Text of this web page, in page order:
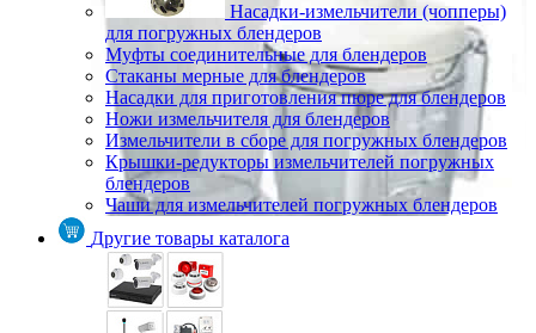
Насадки-измельчители (чопперы)
для погружных блендеров
Муфты соединительные для блендеров
Стаканы мерные для блендеров
Насадки для приготовления пюре для блендеров
Ножи измельчителя для блендеров
Измельчители в сборе для погружных блендеров
Крышки-редукторы измельчителей погружных
блендеров
Чаши для измельчителей погружных блендеров
Другие товары каталога